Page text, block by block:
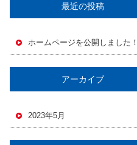
最近の投稿
ホームページを公開しました！
アーカイブ
2023年5月